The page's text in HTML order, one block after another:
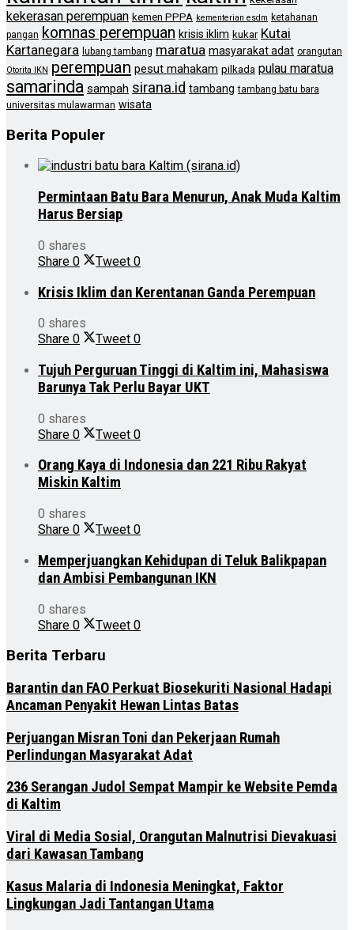
kekerasan perempuan kemen PPPA kementerian esdm ketahanan
pangan komnas perempuan krisis iklim kukar Kutai
Kartanegara lubang tambang maratua masyarakat adat orangutan
Otorita IKN perempuan pesut mahakam pilkada pulau maratua
samarinda sampah sirana.id tambang tambang batu bara
universitas mulawarman wisata
Berita Populer
Permintaan Batu Bara Menurun, Anak Muda Kaltim
Harus Bersiap
0 shares
Share 0 Tweet 0
Krisis Iklim dan Kerentanan Ganda Perempuan
0 shares
Share 0 Tweet 0
Tujuh Perguruan Tinggi di Kaltim ini, Mahasiswa
Barunya Tak Perlu Bayar UKT
0 shares
Share 0 Tweet 0
Orang Kaya di Indonesia dan 221 Ribu Rakyat
Miskin Kaltim
0 shares
Share 0 Tweet 0
Memperjuangkan Kehidupan di Teluk Balikpapan
dan Ambisi Pembangunan IKN
0 shares
Share 0 Tweet 0
Berita Terbaru
Barantin dan FAO Perkuat Biosekuriti Nasional Hadapi
Ancaman Penyakit Hewan Lintas Batas
Perjuangan Misran Toni dan Pekerjaan Rumah
Perlindungan Masyarakat Adat
236 Serangan Judol Sempat Mampir ke Website Pemda
di Kaltim
Viral di Media Sosial, Orangutan Malnutrisi Dievakuasi
dari Kawasan Tambang
Kasus Malaria di Indonesia Meningkat, Faktor
Lingkungan Jadi Tantangan Utama